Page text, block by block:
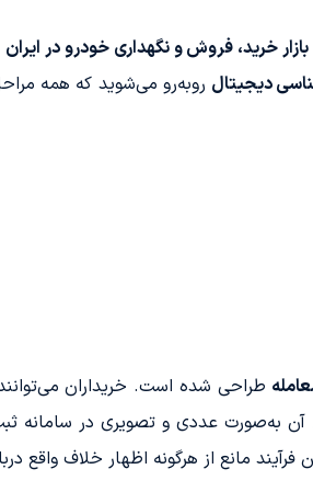
خرید، فروش و نگهداری خودرو در ایران
دیجیتال روبه‌رو می‌شوید که همه
طراحی شده است. خریداران
آن به‌صورت عددی و تصویری در
مانع از هرگونه اظهار خلاف واقع